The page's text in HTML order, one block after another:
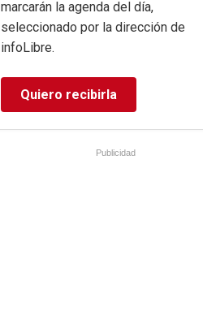
marcarán la agenda del día,
seleccionado por la dirección de
infoLibre.
Quiero recibirla
Publicidad